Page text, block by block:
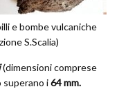
e bombe vulcaniche
S.Scalia)
(dimensioni comprese
superano i64 mm.